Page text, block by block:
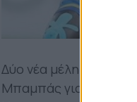
Δύο νέα μέλη μετρά
Μπαμπάς για